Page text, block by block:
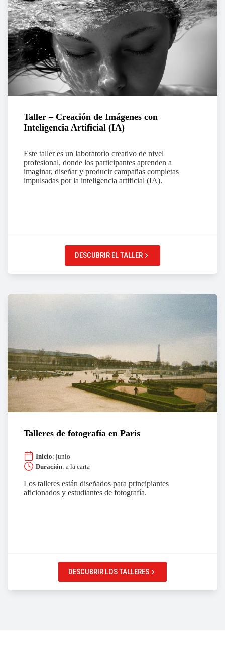
Taller – Creación de Imágenes con
Inteligencia Artificial (IA)
Este taller es un laboratorio creativo de nivel
profesional, donde los participantes aprenden a
imaginar, diseñar y producir campañas completas
impulsadas por la inteligencia artificial (IA).
DESCUBRIR EL TALLER
Talleres de fotografía en París
Inicio: junio
Duración: a la carta
Los talleres están diseñados para principiantes
aficionados y estudiantes de fotografía.
DESCUBRIR LOS TALLERES